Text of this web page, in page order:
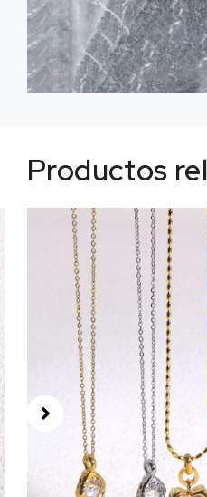
Productos